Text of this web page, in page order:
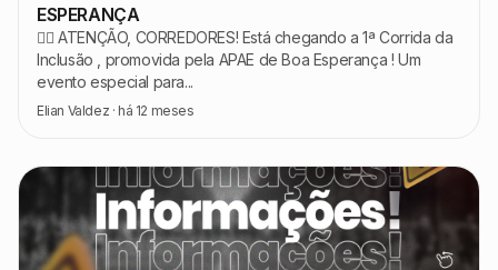
ESPERANÇA
🏃‍♂️ ATENÇÃO, CORREDORES! Está chegando a 1ª Corrida da
Inclusão , promovida pela APAE de Boa Esperança ! Um
evento especial para...
Elian Valdez · há 12 meses